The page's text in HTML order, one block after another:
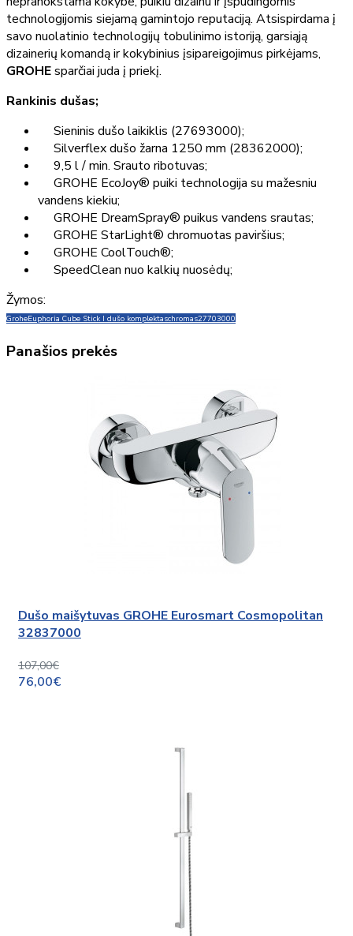
technologijomis siejamą gamintojo reputaciją. Atsispirdama į
savo nuolatinio technologijų tobulinimo istoriją, garsiąją
dizainerių komandą ir kokybinius įsipareigojimus pirkėjams,
GROHEsparčiai juda į priekį.
Rankinis dušas;
Sieninis dušo laikiklis (27693000);
Silverflex dušo žarna 1250 mm (28362000);
9,5 l / min. Srauto ribotuvas;
GROHE EcoJoy® puiki technologija su mažesniu
vandens kiekiu;
GROHE DreamSpray® puikus vandens srautas;
GROHE StarLight® chromuotas paviršius;
GROHE CoolTouch®;
SpeedClean nuo kalkių nuosėdų;
Žymos:
GroheEuphoria Cube Stick I dušo komplektaschromas27703000
Panašios prekės
Dušo maišytuvas GROHE Eurosmart Cosmopolitan
32837000
107,00€
76,00€